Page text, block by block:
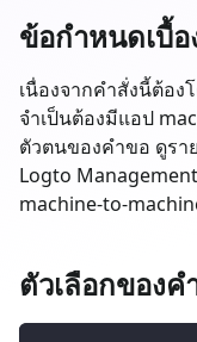
ข้อกำหนดเบื้
เนื่องจากคำสั่งนี้ต้อง
จำเป็นต้องมีแอป
ตัวตนของคำขอ ดูรา
Logto
machine-to-
ตัวเลือกของค